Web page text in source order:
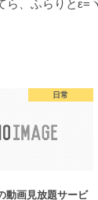
、ふらりとε=
日常
動画見放題サービ